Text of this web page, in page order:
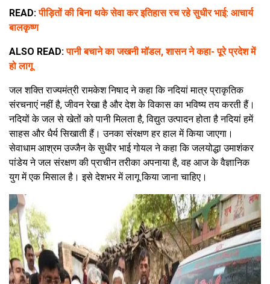
READ:पीड़ितों की बिना थके सेवा कर इतिहास रच रहे सुधीर भाई: आचार्य
बालकृष्ण
ALSO READ:पानी बचाने का जखनी मॉडल, शासन ने कहा- पूरे प्रदेश में
हो लागू
जल शक्ति राज्यमंत्री रामकेश निषाद ने कहा कि नदियां मात्र प्राकृतिक
संरचनाएं नहीं है, जीवन रेखा है और देश के विकास का भविष्य तय करती हैं।
नदियों के जल से खेतों को पानी मिलता है, विद्युत उत्पादन होता है नदियां हमें
साहस और धैर्य सिखाती हैं। उनका संरक्षण हर हाल में किया जाएगा।
सेवाधाम आश्रम उज्जैन के सुधीर भाई गोयल ने कहा कि जलयोद्धा उमाशंकर
पांडेय ने जल संरक्षण की प्राचीन तरीका अपनाया है, वह आज के वैज्ञानिक
युग में एक मिसाल है। इसे देशभर में लागू किया जाना चाहिए।